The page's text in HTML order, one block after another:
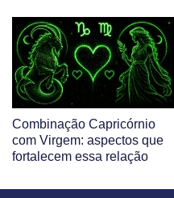
Combinação Capricórnio
com Virgem: aspectos que
fortalecem essa relação